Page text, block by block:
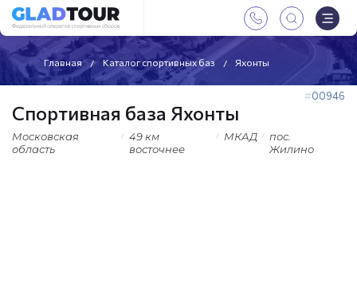
Главная Каталог спортивных баз Яхонты
00946
Спортивная база Яхонты
Московская
область
49 км
восточнее
МКАД
пос.
Жилино